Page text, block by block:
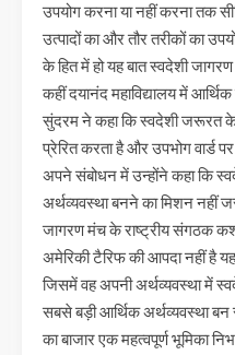
उपयोग करना या नहीं करना तक
उत्पादों का और तौर तरीकों का
के हित में हो यह बात स्वदेशी
कहीं दयानंद महाविद्यालय में
सुंदरम ने कहा कि स्वदेशी जरूरत
प्रेरित करता है और उपभोग वार्ड
अपने संबोधन में उन्होंने कहा कि
अर्थव्यवस्था बनने का मिशन नहीं
जागरण मंच के राष्ट्रीय संगठक
अमेरिकी टैरिफ की आपदा नहीं है
जिसमें वह अपनी अर्थव्यवस्था में
सबसे बड़ी आर्थिक अर्थव्यवस्था बन
का बाजार एक महत्वपूर्ण भूमिका